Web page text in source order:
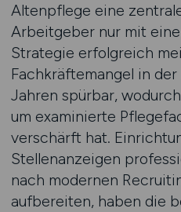
Altenpflege eine
Arbeitgeber nur mit
Strategie erfolgreich
Fachkräftemangel in
Jahren spürbar,
um examinierte
verschärft hat.
Stellenanzeigen
nach modernen
aufbereiten, haben die